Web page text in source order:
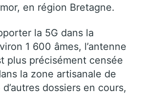
en région Bretagne.
la 5G dans la
1 600 âmes, l’antenne
plus précisément censée
la zone artisanale de
dossiers en cours,